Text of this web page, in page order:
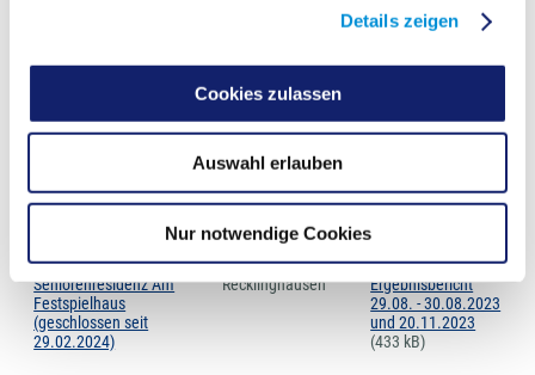
Details zeigen
Cookies zulassen
Auswahl erlauben
Nur notwendige Cookies
07.12.2023
kB)
Luisenstift Recklinghausen
Ergebnisbericht
Seniorenresidenz Am Festspielhaus (geschlossen seit
Seniorenresidenz Am
Festspielhaus
(geschlossen seit
29.02.2024)
Recklinghausen
Ergebnisbericht
29.08. - 30.08.2023
und 20.11.2023
(433 kB)